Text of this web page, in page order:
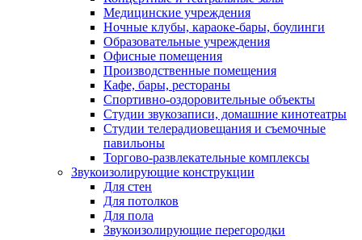
Медицинские учреждения
Ночные клубы, караоке-бары, боулинги
Образовательные учреждения
Офисные помещения
Производственные помещения
Кафе, бары, рестораны
Спортивно-оздоровительные объекты
Студии звукозаписи, домашние кинотеатры
Студии телерадиовещания и съемочные
павильоны
Торгово-развлекательные комплексы
Звукоизолирующие конструкции
Для стен
Для потолков
Для пола
Звукоизолирующие перегородки